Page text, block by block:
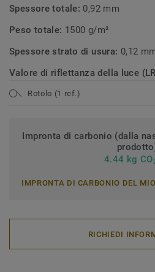
Spessore totale: 0,92 mm
Peso totale: 1500 g/m²
Spessore strato di usura: 0,12
Valore di riflettanza della luce
Rotolo (1 ref.)
Impronta di carbonio (dalla
4.44 kg CO
IMPRONTA DI CARBONIO DEL
RICHIEDI